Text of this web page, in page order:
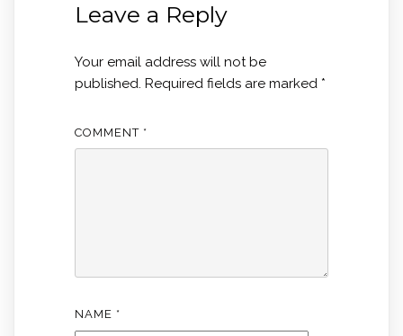
Leave a Reply
Your email address will not be
published. Required fields are marked *
COMMENT *
NAME *